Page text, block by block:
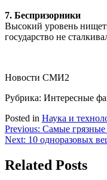
7. Беспризорники
Высокий уровень
государство не
Новости СМИ2
Рубрика: Интересные
Posted in Наука и
Навигация
по
записям
Previous: Самые грязные
Next: 10 одноразовых
Related Posts